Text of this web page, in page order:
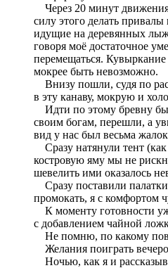
Через 20 минут
силу этого делать
идущие на деревянных
говоря моё достаточное
перемещаться.
мокрее быть невозможно.
Внизу пошли, судя по
в эту канаву, мокрую и
Идти по этому бревну
своим богам, перешли, а
вид у нас был весьма
Сразу натянули тент
костровую яму мы не
шевелить ими оказалось
Сразу поставили
промокать, я с комфортом
К моменту готовности
с добавлением чайной
Не помню, по какому
Желания поиграть
Ночью, как я и